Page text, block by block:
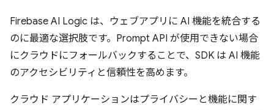
Firebase AI Logic は、ウェブアプリに AI 機能を統合する
のに最適な選択肢です。Prompt API が使用できない場合
にクラウドにフォールバックすることで、SDK は AI 機能
のアクセシビリティと信頼性を高めます。
クラウド アプリケーションはプライバシーと機能に関す